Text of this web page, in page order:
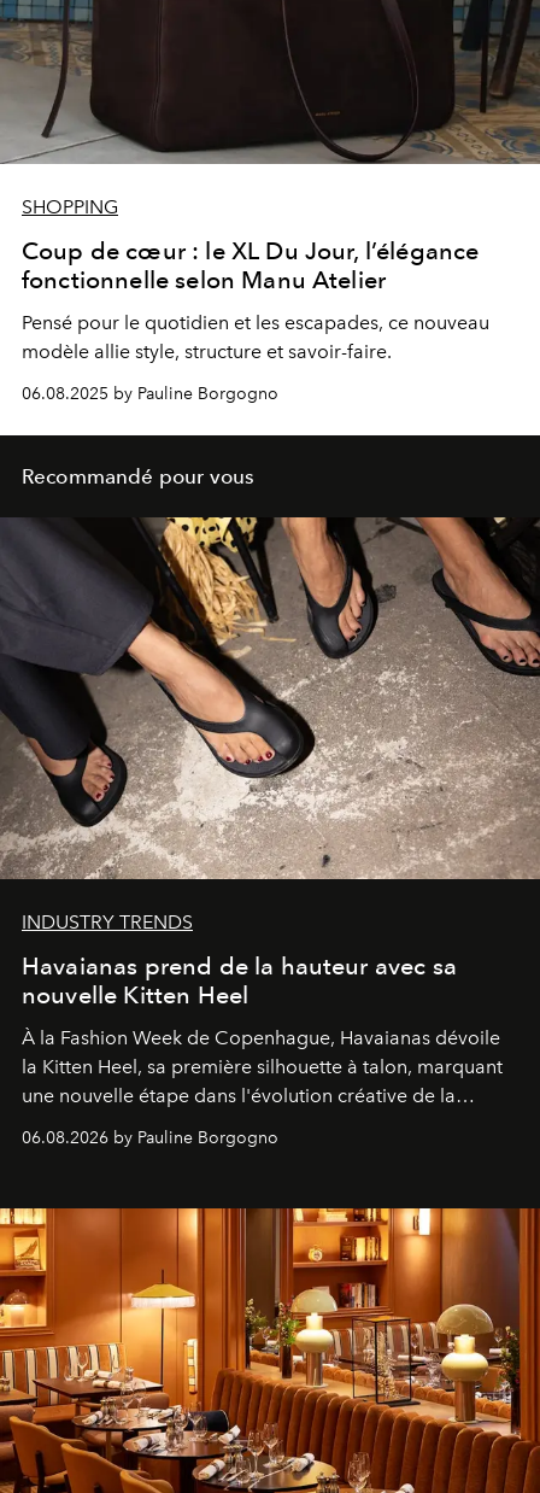
SHOPPING
Coup de cœur : le XL Du Jour, l’élégance
fonctionnelle selon Manu Atelier
Pensé pour le quotidien et les escapades, ce nouveau
modèle allie style, structure et savoir-faire.
06.08.2025 by Pauline Borgogno
Recommandé pour vous
INDUSTRY TRENDS
Havaianas prend de la hauteur avec sa
nouvelle Kitten Heel
À la Fashion Week de Copenhague, Havaianas dévoile
la Kitten Heel, sa première silhouette à talon, marquant
une nouvelle étape dans l'évolution créative de la
06.08.2026 by Pauline Borgogno